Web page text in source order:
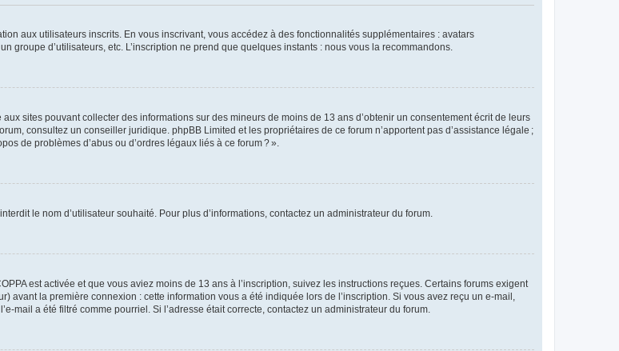
aux utilisateurs inscrits. En vous inscrivant, vous accédez à des fonctionnalités supplémentaires : avatars
groupe d’utilisateurs, etc. L’inscription ne prend que quelques instants : nous vous la recommandons.
sites pouvant collecter des informations sur des mineurs de moins de 13 ans d’obtenir un consentement écrit de leurs
consultez un conseiller juridique. phpBB Limited et les propriétaires de ce forum n’apportent pas d’assistance légale ;
de problèmes d’abus ou d’ordres légaux liés à ce forum ? ».
le nom d’utilisateur souhaité. Pour plus d’informations, contactez un administrateur du forum.
est activée et que vous aviez moins de 13 ans à l’inscription, suivez les instructions reçues. Certains forums exigent
la première connexion : cette information vous a été indiquée lors de l’inscription. Si vous avez reçu un e-mail,
mail a été filtré comme pourriel. Si l’adresse était correcte, contactez un administrateur du forum.